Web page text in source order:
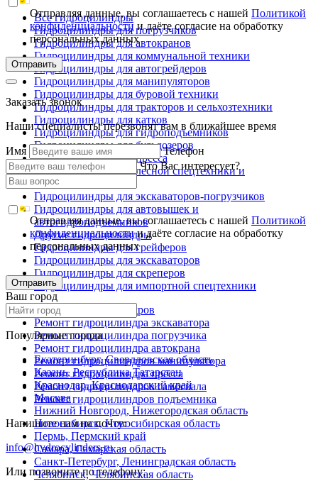
Все гидроцилиндры
Гидроцилиндры для погрузчиков
Гидроцилиндры для автокранов
Гидроцилиндры для коммунальной техники
Гидроцилиндры для автогрейдеров
Гидроцилиндры для манипуляторов
Гидроцилиндры для буровой техники
Гидроцилиндры для тракторов и сельхозтехники
Гидроцилиндры для катков
Гидроцилиндры для гидроподъемников
Гидроцилиндры для бульдозеров
Гидроцилиндры для пресса
Гидроцилиндры для лесной спецтехники и
металловозов
Гидроцилиндры для экскаваторов-погрузчиков
Гидроцилиндры для автовышек и
автогидроподъемников
Другие гидроцилиндры
Гидроцилиндры для грейферов
Гидроцилиндры для экскаваторов
Гидроцилиндры для скреперов
Гидроцилиндры для импортной спецтехники
Ремонт гидроцилиндров
Ремонт гидроцилиндра экскаватора
Ремонт гидроцилиндра погрузчика
Ремонт гидроцилиндра автокрана
Ремонт гидроцилиндров манипулятора
Ремонт гидроцилиндра пресса
Ремонт гидроцилиндров самосвала
Ремонт гидроцилиндров подъемника
Напишите нам на почту:
info@hydrocylinders.ru
Или позвоните по телефону:
Отправляя данные, вы соглашаетесь с нашейПолитикой
конфиденциальностии даёте согласие на обработку
персональных данных
Отправить
Заказать звонок
Наши специалисты перезвонят вам в ближайшее время
Имя
Телефон
Что Вас интересует?
Отправляя данные, вы соглашаетесь с нашейПолитикой
конфиденциальностии даёте согласие на обработку
персональных данных
Отправить
Ваш город
Популярные города
Екатеринбург, Свердловская область
Казань, Республика Татарстан
Краснодар, Краснодарский край
Москва
Нижний Новгород, Нижегородская область
Новосибирск, Новосибирская область
Пермь, Пермский край
Самара, Самарская область
Санкт-Петербург, Ленинградская область
Челябинск, Челябинская область